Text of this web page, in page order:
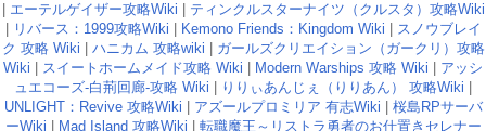
エーテルゲイザー攻略Wiki
ティンクルスターナイツ（クルスタ）攻略Wiki
リバース：1999攻略Wiki Kemono Friends：Kingdom Wiki
スノウブレイ
ク 攻略 Wiki
ハニカム 攻略wiki
ガールズクリエイション（ガークリ）攻略
Wiki
スイートホームメイド攻略 Wiki Modern Warships 攻略 Wiki
アッシ
ュエコーズ-白荊回廊-攻略 Wiki
りりぃあんじぇ（りりあん） 攻略Wiki
UNLIGHT：Revive 攻略Wiki
アズールプロミリア 有志Wiki
桜島RPサーバ
ーWiki
Mad Island 攻略Wiki
転職魔王～リストラ勇者のお仕置きセレナー